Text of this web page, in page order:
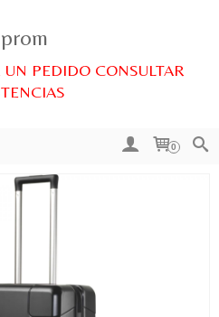
PEDIDO CONSULTAR
0